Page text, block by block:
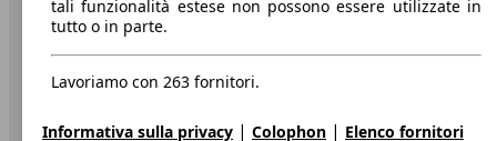
Informazioni
Privacy
Dichiarazione di Accessibilità
tali funzionalità estese non possono essere utilizzate in
tutto o in parte.
Lavoriamo con 263 fornitori.
Informativa sulla privacy | Colophon | Elenco fornitori